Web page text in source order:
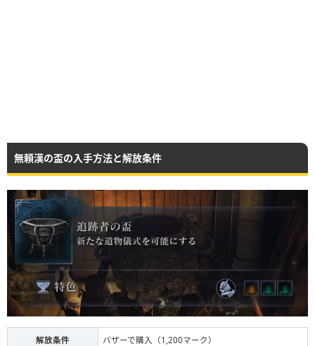
無頼漢の盃の入手方法と解放条件
解放条件 バザーで購入（1,200マーク）